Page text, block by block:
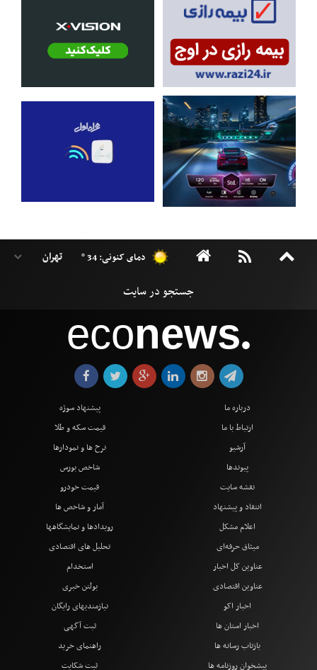
دمای کنونی: 34 °
econews●
درباره ما
ارتباط با ما
آرشیو
پیوندها
نقشه سایت
انتقاد و پیشنهاد
اعلام مشکل
میثاق حرفه‌ای
پیشنهاد سوژه
قیمت سکه و طلا
نرخ ها و نمودارها
شاخص بورس
قیمت خودرو
آمار و شاخص ها
رویدادها و نمایشگاهها
تحلیل های اقتصادی
عناوین کل اخبار
عناوین اقتصادی
اخبار اکو
اخبار استان ها
بازتاب رسانه ها
پیشخوان روزنامه ها
استخدام
بولتن خبری
نیازمندیهای رایگان
ثبت آگهی
راهنمای خرید
ثبت شکایت